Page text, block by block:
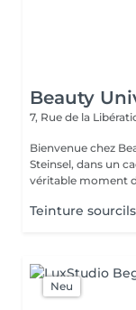
Beauty
7, Rue de la
Bienvenue chez
Steinsel, dans un
Teinture sourcils
Neu